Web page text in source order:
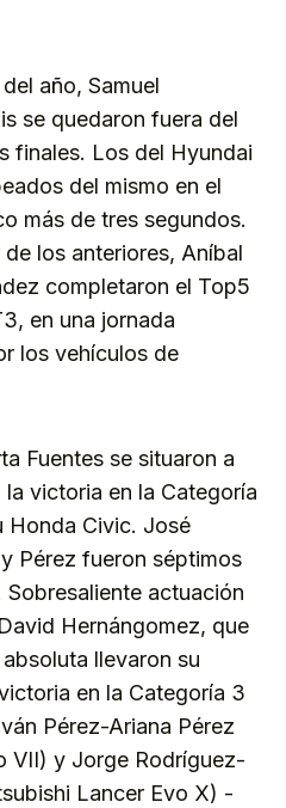
año, Samuel
se quedaron fuera del
finales. Los del Hyundai
del mismo en el
más de tres segundos.
los anteriores, Aníbal
completaron el Top5
en una jornada
los vehículos de
Fuentes se situaron a
victoria en la Categoría
Honda Civic. José
Pérez fueron séptimos
actuación
Hernángomez, que
llevaron su
en la Categoría 3
Pérez-Ariana Pérez
VII) y Jorge Rodríguez-
Lancer Evo X) -